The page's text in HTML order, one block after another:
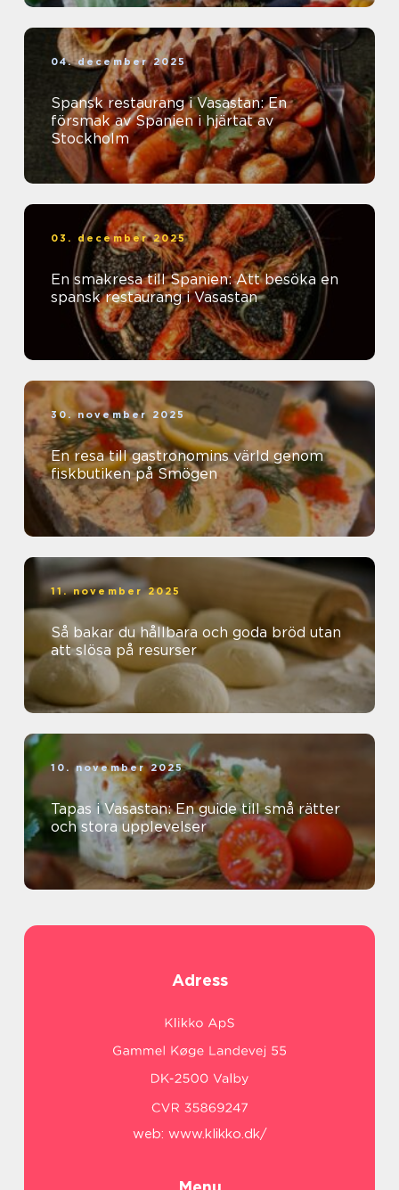
04. december 2025
Spansk restaurang i Vasastan: En
försmak av Spanien i hjärtat av
Stockholm
03. december 2025
En smakresa till Spanien: Att besöka en
spansk restaurang i Vasastan
30. november 2025
En resa till gastronomins värld genom
fiskbutiken på Smögen
11. november 2025
Så bakar du hållbara och goda bröd utan
att slösa på resurser
10. november 2025
Tapas i Vasastan: En guide till små rätter
och stora upplevelser
Adress
web: www.klikko.dk/